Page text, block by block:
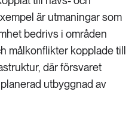
är utmaningar som
bedrivs i områden
målkonflikter kopplade till
där försvaret
utbyggnad av